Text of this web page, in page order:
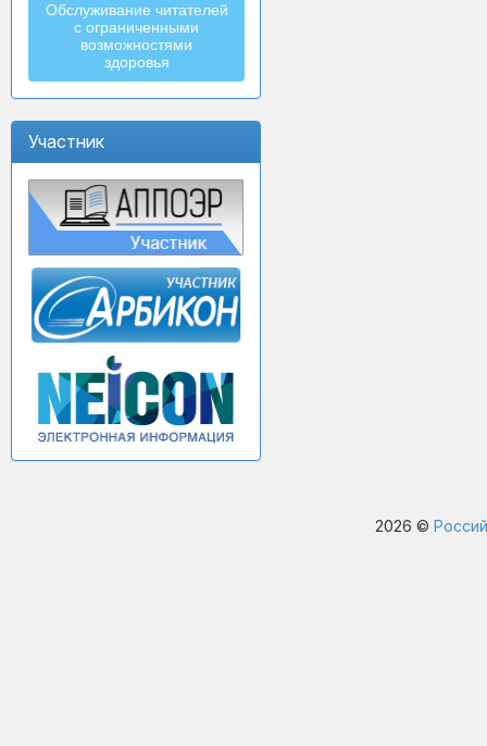
Обслуживание читателей
с ограниченными
возможностями
здоровья
Участник
2026 ©